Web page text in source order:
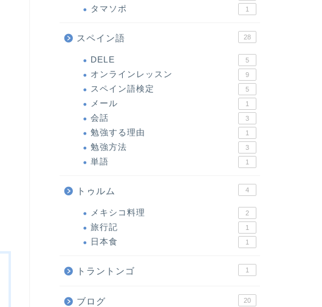
タマソポ 1
スペイン語 28
DELE 5
オンラインレッスン 9
スペイン語検定 5
メール 1
会話 3
勉強する理由 1
勉強方法 3
単語 1
トゥルム 4
メキシコ料理 2
旅行記 1
日本食 1
トラントンゴ 1
ブログ 20